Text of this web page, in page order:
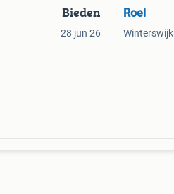
Bieden
28 jun 26
Roel
Winterswijk